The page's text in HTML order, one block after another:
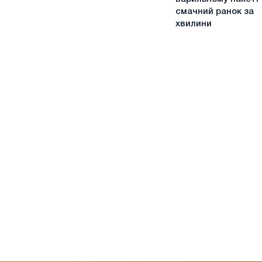
варильному
смачний ранок за
хвилини